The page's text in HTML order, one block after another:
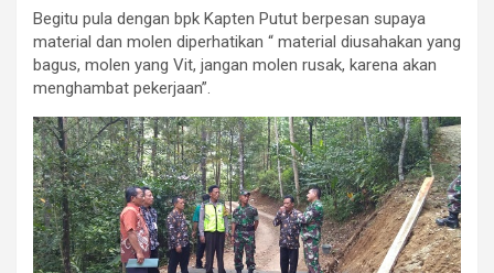
Begitu pula dengan bpk Kapten Putut berpesan supaya
material dan molen diperhatikan “ material diusahakan yang
bagus, molen yang Vit, jangan molen rusak, karena akan
menghambat pekerjaan”.